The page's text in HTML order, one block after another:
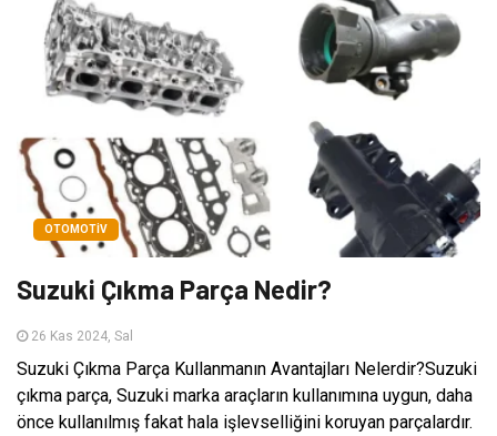
OTOMOTIV
Suzuki Çıkma Parça Nedir?
26 Kas 2024, Sal
Suzuki Çıkma Parça Kullanmanın Avantajları Nelerdir?Suzuki
çıkma parça, Suzuki marka araçların kullanımına uygun, daha
önce kullanılmış fakat hala işlevselliğini koruyan parçalardır.